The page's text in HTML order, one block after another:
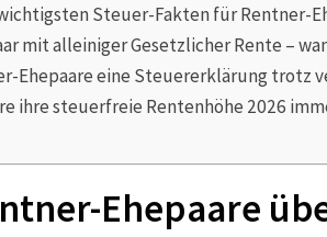
Steuer-Fakten für Rentner-
mit alleiniger Gesetzlicher Rente –
Ehepaare eine Steuererklärung trotz
ihre steuerfreie Rentenhöhe 2026
Ehepaare